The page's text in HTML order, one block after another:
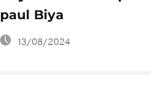
paul Biya
13/08/2024